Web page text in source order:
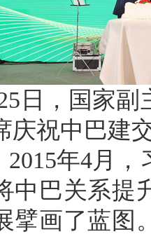
日，国家
庆祝中巴建
2015年4月
中巴关系提
擘画了蓝图